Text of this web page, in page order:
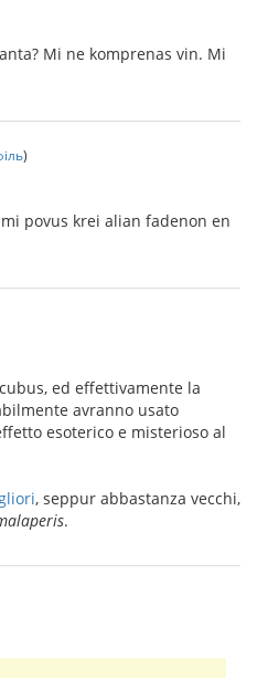
Mi ne komprenas vin. Mi
)
povus krei alian fadenon en
ed effettivamente la
avranno usato
esoterico e misterioso al
, seppur abbastanza vecchi,
.